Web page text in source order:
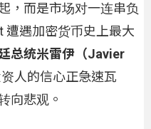
，而是市场对一连串负
遭遇加密货币史上最大
总统米雷伊（Javier
资人的信心正急速瓦
向悲观。